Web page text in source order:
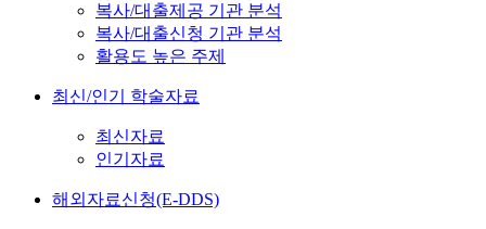
복사/대출제공 기관 분석
복사/대출신청 기관 분석
활용도 높은 주제
최신/인기 학술자료
최신자료
인기자료
해외자료신청(E-DDS)